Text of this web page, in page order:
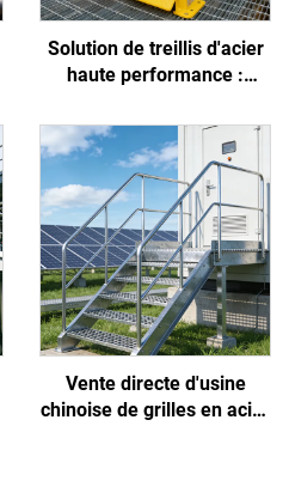
Solution de treillis d'acier
haute performance :
empêche les glissades des
travailleurs et réduit
l'encrassement
Vente directe d'usine
chinoise de grilles en acier